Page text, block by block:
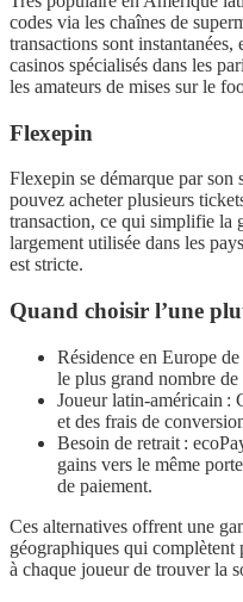
codes via les chaînes de
transactions sont instantanées,
casinos spécialisés dans les
les amateurs de mises sur le
Flexepin
Flexepin se démarque par son
pouvez acheter plusieurs
transaction, ce qui simplifie la
largement utilisée dans les
est stricte.
Quand choisir l’une
Résidence en Europe
le plus grand nombre
Joueur latin‑américain
et des frais de
Besoin de retrait :
gains vers le même
de paiement.
Ces alternatives offrent une
géographiques qui complètent
à chaque joueur de trouver la